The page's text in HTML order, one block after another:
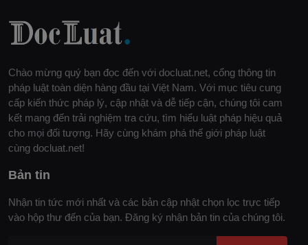
Chào mừng quý bạn đọc đến với docluat.net, cổng thông tin
pháp luật toàn diện hàng đầu tại Việt Nam. Với mục tiêu cung
cấp kiến thức pháp lý, cập nhật và dễ tiếp cận, chúng tôi cam
kết mang đến trải nghiệm tra cứu, tìm hiểu luật pháp hiệu quả
cho mọi đối tượng. Hãy cùng khám phá thế giới pháp luật
cùng docluat.net!
Bản tin
Nhận tin tức mới nhất và các bản cập nhật chọn lọc trực tiếp
vào hộp thư đến của bạn. Đăng ký nhận bản tin của chúng tôi.